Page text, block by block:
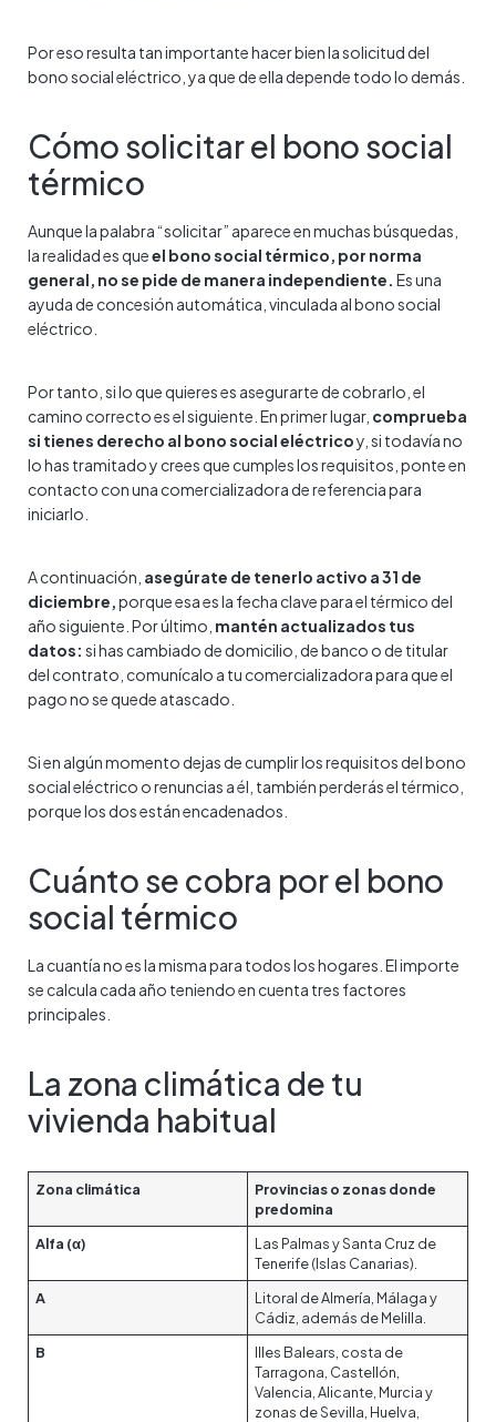
Por eso resulta tan importante hacer bien la solicitud del
bono social eléctrico, ya que de ella depende todo lo demás.
Cómo solicitar el bono social
térmico
Aunque la palabra “solicitar” aparece en muchas búsquedas,
la realidad es queel bono social térmico, por norma
general, no se pide de manera independiente. Es una
ayuda de concesión automática, vinculada al bono social
eléctrico.
Por tanto, si lo que quieres es asegurarte de cobrarlo, el
camino correcto es el siguiente. En primer lugar, comprueba
si tienes derecho al bono social eléctricoy, si todavía no
lo has tramitado y crees que cumples los requisitos, ponte en
contacto con una comercializadora de referencia para
iniciarlo.
A continuación, asegúrate de tenerlo activo a 31 de
diciembre,porque esa es la fecha clave para el térmico del
año siguiente. Por último, mantén actualizados tus
datos: si has cambiado de domicilio, de banco o de titular
del contrato, comunícalo a tu comercializadora para que el
pago no se quede atascado.
Si en algún momento dejas de cumplir los requisitos del bono
social eléctrico o renuncias a él, también perderás el térmico,
porque los dos están encadenados.
Cuánto se cobra por el bono
social térmico
La cuantía no es la misma para todos los hogares. El importe
se calcula cada año teniendo en cuenta tres factores
principales.
La zona climática de tu
vivienda habitual
Zona climática
Provincias o zonas donde
predomina
Alfa (α)
Las Palmas y Santa Cruz de
Tenerife (Islas Canarias).
A
Litoral de Almería, Málaga y
Cádiz, además de Melilla.
B
Illes Balears, costa de
Tarragona, Castellón,
Valencia, Alicante, Murcia y
zonas de Sevilla, Huelva,